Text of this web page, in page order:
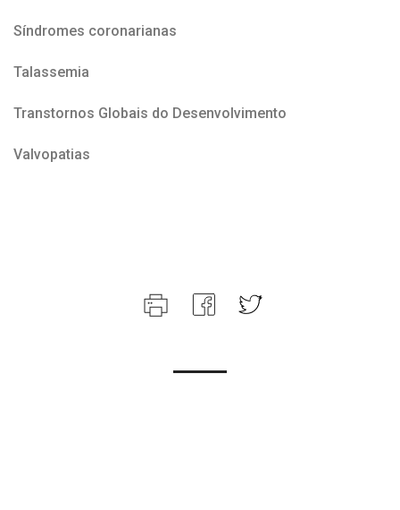
Síndromes coronarianas
Talassemia
Transtornos Globais do Desenvolvimento
Valvopatias